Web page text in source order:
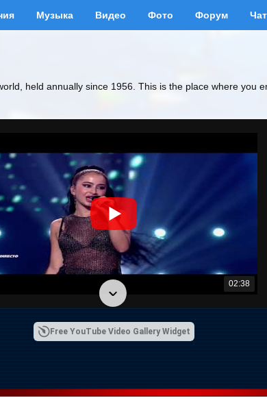
Музыка Видео Фото Форум Чат
held annually since 1956. This is the place where you
02:38
Free YouTube Video Gallery Widget